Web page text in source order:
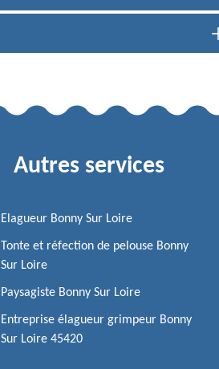
Autres services
Elagueur Bonny Sur Loire
Tonte et réfection de pelouse Bonny
Sur Loire
Paysagiste Bonny Sur Loire
Entreprise élagueur grimpeur Bonny
Sur Loire 45420